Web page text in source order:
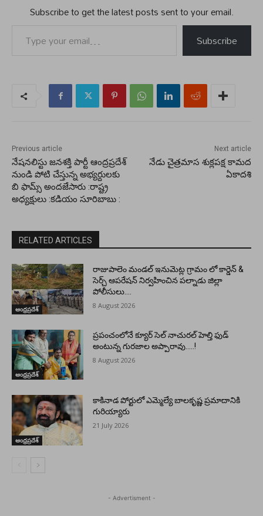
Subscribe to get the latest posts sent to your email.
Subscribe
Previous article
నేషనలిస్టు జనశక్తి పార్టీ ఆంద్రప్రదేశ్
నుండి పోటి చేస్తున్న అభ్యర్దులకు
బి ఫామ్స్ అందజేసారు :రాష్ట్ర
అధ్యక్షులు :కడియం సూరిబాబు :
Next article
నేడు చైత్రమాస శుక్లపక్ష కామద
ఏకాదశి
RELATED ARTICLES
ఆంధ్రప్రదేశ్
రాజుపాలెం మండల్ ఇనుమెట్ల గ్రామం లో కార్డెన్ &
సెర్చ్ ఆపరేషన్ నిర్వహించిన పల్నాడు జిల్లా
పోలీసులు….
8 August 2026
ఆంధ్రప్రదేశ్
ప్రపంచంలోనే క్యూర్ సెల్ నాచురల్ హెల్తి ఫుడ్
అంటున్న గురజాల అప్పారావు…..!
8 August 2026
ఆంధ్రప్రదేశ్
కాకినాడ పోర్టులో ఎమ్మెల్యే బాలకృష్ణ ప్రమాదానికి
గురియ్యారు
21 July 2026
- Advertisment -